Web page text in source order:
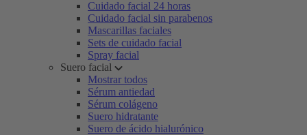
Cuidado facial 24 horas
Cuidado facial sin parabenos
Mascarillas faciales
Sets de cuidado facial
Spray facial
Suero facial
Mostrar todos
Sérum antiedad
Sérum colágeno
Suero hidratante
Suero de ácido hialurónico